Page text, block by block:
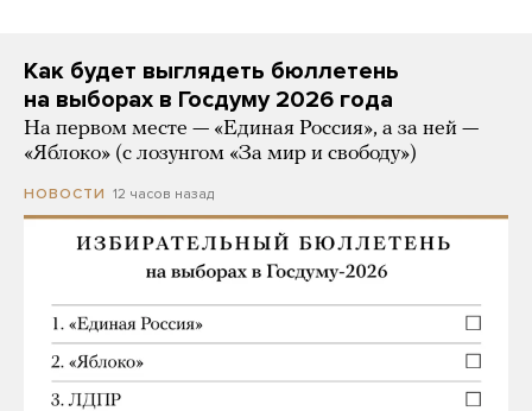
Как будет выглядеть бюллетень
на выборах в Госдуму 2026 года
На первом месте — «Единая Россия», а за ней —
«Яблоко» (с лозунгом «За мир и свободу»)
НОВОСТИ 12 часов назад